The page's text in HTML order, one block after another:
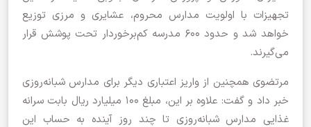
تجهیزات با اولویت مدارس محروم، عشایری و مرزی توزیع
خواهد شد و حدود ۶۰۰ مدرسه کم‌برخوردار تحت پوشش قرار
می‌گیرند.
مرتضوی همچنین از واریز اعتباری دیگر برای مدارس شبانه‌روزی
خبر داد و گفت: علاوه بر این، مبلغ ۱۰۰ میلیارد ریال بابت سرانه
غذایی مدارس شبانه‌روزی تا چند روز آینده به حساب این